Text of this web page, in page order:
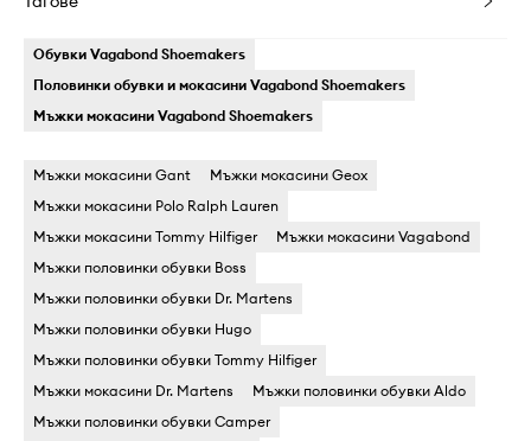
Обувки Vagabond Shoemakers
Половинки обувки и мокасини Vagabond Shoemakers
Мъжки мокасини Vagabond Shoemakers
Мъжки мокасини Gant
Мъжки мокасини Geox
Мъжки мокасини Polo Ralph Lauren
Мъжки мокасини Tommy Hilfiger
Мъжки мокасини Vagabond
Мъжки половинки обувки Boss
Мъжки половинки обувки Dr. Martens
Мъжки половинки обувки Hugo
Мъжки половинки обувки Tommy Hilfiger
Мъжки мокасини Dr. Martens
Мъжки половинки обувки Aldo
Мъжки половинки обувки Camper